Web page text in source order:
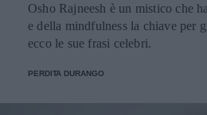
Osho Rajneesh è un mistico che
e della mindfulness la chiave per
ecco le sue frasi celebri.
PERDITA DURANGO